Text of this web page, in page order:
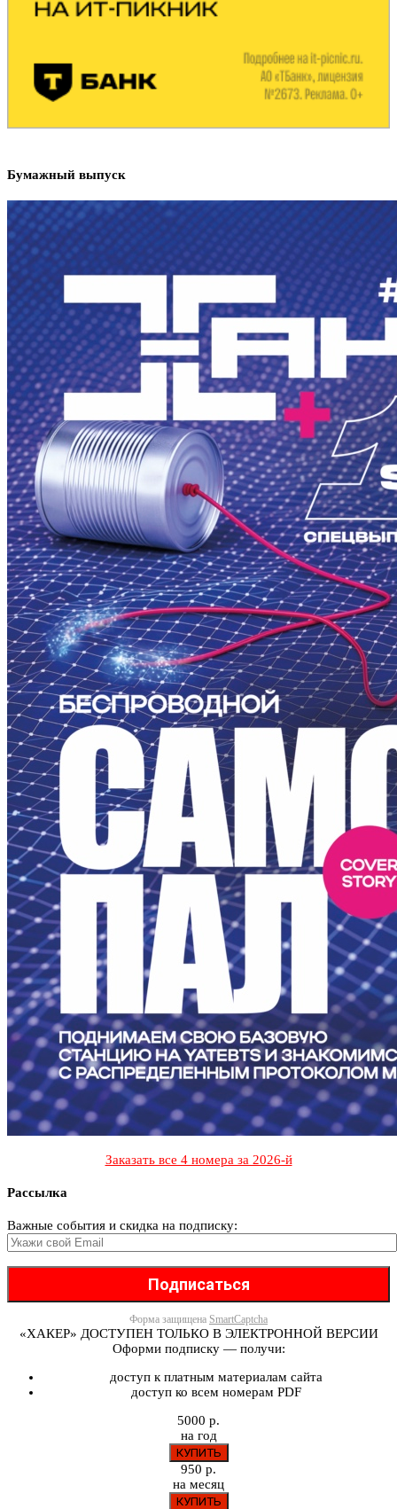
Бумажный выпуск
Заказать все 4 номера за 2026-й
Рассылка
Важные события и скидка на подписку:
Форма защищена SmartCaptcha
«ХАКЕР» ДОСТУПЕН ТОЛЬКО В ЭЛЕКТРОННОЙ ВЕРСИИ
Оформи подписку — получи:
доступ к платным материалам сайта
доступ ко всем номерам PDF
5000 р.
на год
950 р.
на месяц